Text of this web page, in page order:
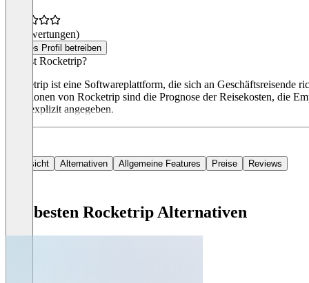
(0 Bewertungen)
Dieses Profil betreiben
Was ist Rocketrip?
Rocketrip ist eine Softwareplattform, die sich an Geschäftsreisende
Funktionen von Rocketrip sind die Prognose der Reisekosten, die
nicht explizit angegeben.
Übersicht Alternativen Allgemeine Features Preise Reviews
Die besten Rocketrip Alternativen